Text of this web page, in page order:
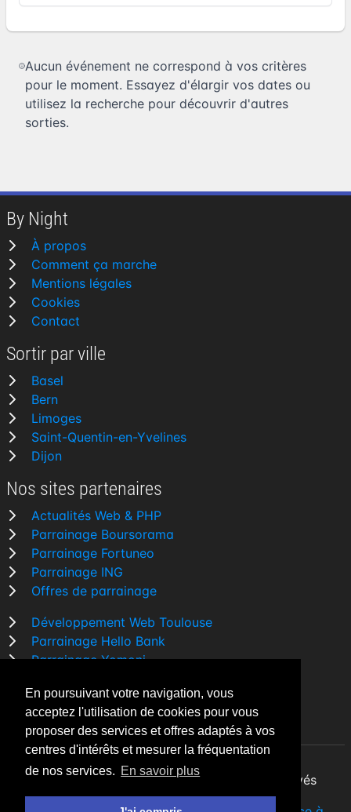
En poursuivant votre navigation, vous
acceptez l'utilisation de cookies pour vous
proposer des services et offres adaptés à vos
centres d'intérêts et mesurer la fréquentation
de nos services. En savoir plus
Aucun événement ne correspond à vos critères
pour le moment. Essayez d'élargir vos dates ou
utilisez la recherche pour découvrir d'autres
sorties.
By Night
À propos
Comment ça marche
Mentions légales
Cookies
Contact
Sortir par ville
Basel
Bern
Limoges
Saint-Quentin-en-Yvelines
Dijon
Nos sites partenaires
Actualités Web & PHP
Parrainage Boursorama
Parrainage Fortuneo
Parrainage ING
Offres de parrainage
Développement Web Toulouse
Parrainage Hello Bank
Parrainage Yomoni
Comparatif banque
By Night v5.7.3| © 2026 - Tous droits réservés